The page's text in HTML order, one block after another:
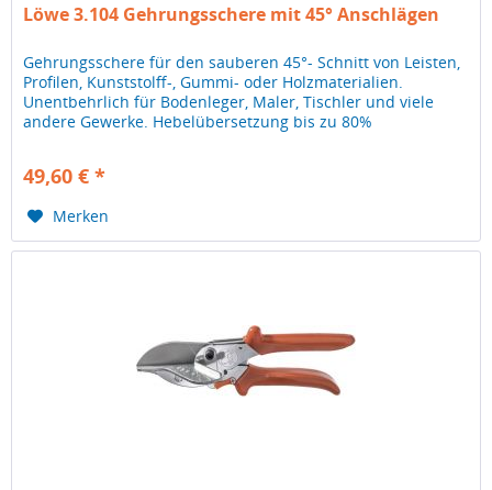
Löwe 3.104 Gehrungsschere mit 45° Anschlägen
Gehrungsschere für den sauberen 45°- Schnitt von Leisten,
Profilen, Kunststolff-, Gummi- oder Holzmaterialien.
Unentbehrlich für Bodenleger, Maler, Tischler und viele
andere Gewerke. Hebelübersetzung bis zu 80%
49,60 € *
Merken